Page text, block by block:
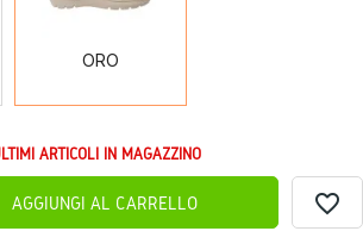
ORO
ARTICOLI IN MAGAZZINO
AGGIUNGI AL CARRELLO favorite_border